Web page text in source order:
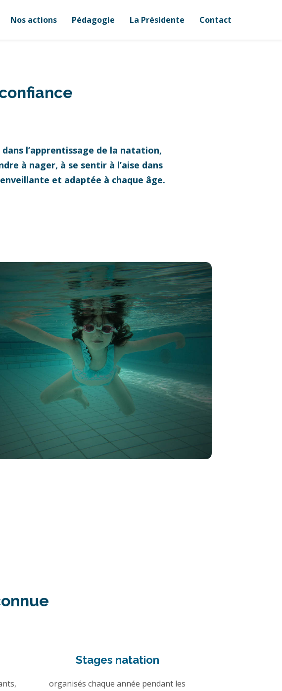
Nos actions Pédagogie La Présidente Contact
dans l’apprentissage de la natation,
à nager, à se sentir à l’aise dans
et adaptée à chaque âge.
Stages natation
organisés chaque année pendant les